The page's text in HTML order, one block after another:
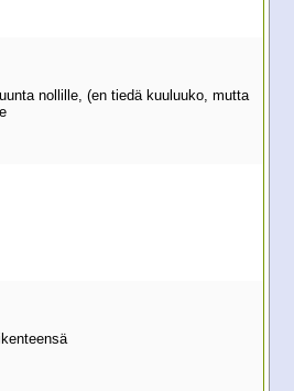
nollille, (en tiedä kuuluuko, mutta